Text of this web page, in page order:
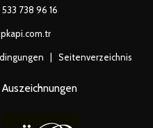
738 96 16
Seitenverzeichnis